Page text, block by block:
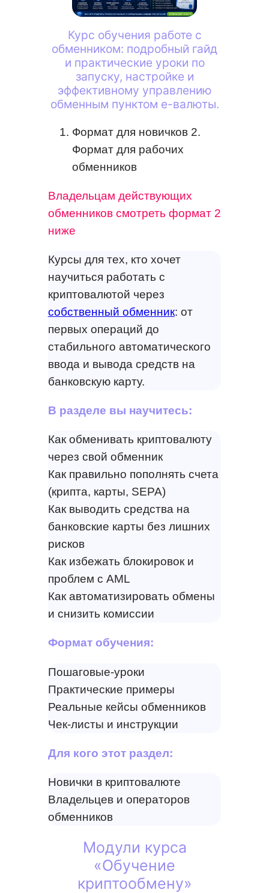
Курс обучения работе с
обменником: подробный гайд
и практические уроки по
запуску, настройке и
эффективному управлению
обменным пунктом е-валюты.
Формат для новичков 2.
Формат для рабочих
обменников
Владельцам действующих
обменников смотреть формат 2
ниже
Курсы для тех, кто хочет
научиться работать с
криптовалютой через
собственный обменник: от
первых операций до
стабильного автоматического
ввода и вывода средств на
банковскую карту.
В разделе вы научитесь:
Как обменивать криптовалюту
через свой обменник
Как правильно пополнять счета
(крипта, карты, SEPA)
Как выводить средства на
банковские карты без лишних
рисков
Как избежать блокировок и
проблем с AML
Как автоматизировать обмены
и снизить комиссии
Формат обучения:
Пошаговые-уроки
Практические примеры
Реальные кейсы обменников
Чек-листы и инструкции
Для кого этот раздел:
Новички в криптовалюте
Владельцев и операторов
обменников
Модули курса
«Обучение
криптообмену»